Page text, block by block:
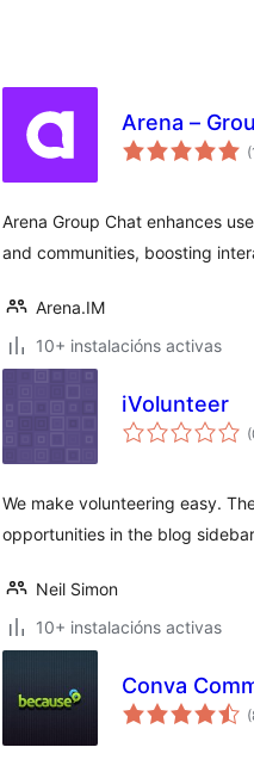
Arena –
Arena Group Chat enhances
and communities, boosting
Arena.IM
10+ instalacións activas
iVolunteer
We make volunteering easy.
opportunities in the blog
Neil Simon
10+ instalacións activas
Conva